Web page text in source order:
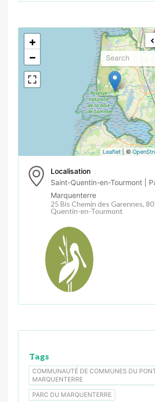
<!---->
+
−
Leaflet | ©
Localisation
Saint-Quentin-en-Tourmont |
Marquenterre
25 Bis Chemin des Garennes,
Quentin-en-Tourmont
Tags
COMMUNAUTÉ DE COMMUNES DU
MARQUENTERRE
PARC DU MARQUENTERRE